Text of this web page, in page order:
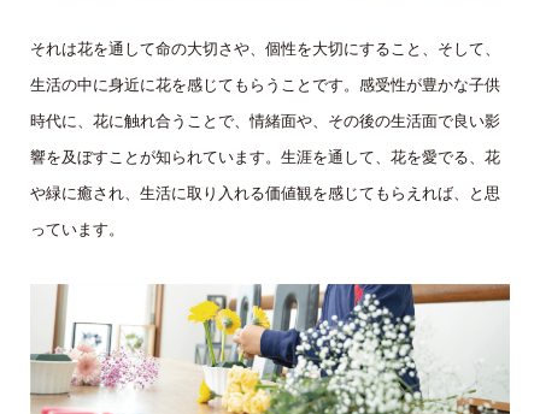
それは花を通して命の大切さや、個性を大切にすること、そして、
生活の中に身近に花を感じてもらうことです。感受性が豊かな子供
時代に、花に触れ合うことで、情緒面や、その後の生活面で良い影
響を及ぼすことが知られています。生涯を通して、花を愛でる、花
や緑に癒され、生活に取り入れる価値観を感じてもらえれば、と思
っています。